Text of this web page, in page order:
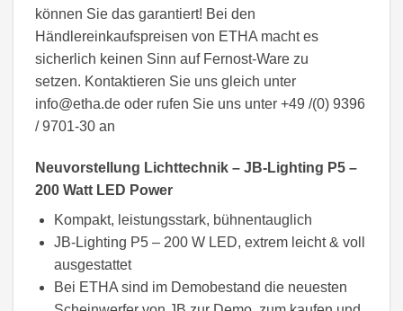
können Sie das garantiert! Bei den
Händlereinkaufspreisen von ETHA macht es
sicherlich keinen Sinn auf Fernost-Ware zu
setzen. Kontaktieren Sie uns gleich unter
info@etha.de oder rufen Sie uns unter +49 /(0) 9396
/ 9701-30 an
Neuvorstellung Lichttechnik – JB-Lighting P5 –
200 Watt LED Power
Kompakt, leistungsstark, bühnentauglich
JB-Lighting P5 – 200 W LED, extrem leicht & voll
ausgestattet
Bei ETHA sind im Demobestand die neuesten